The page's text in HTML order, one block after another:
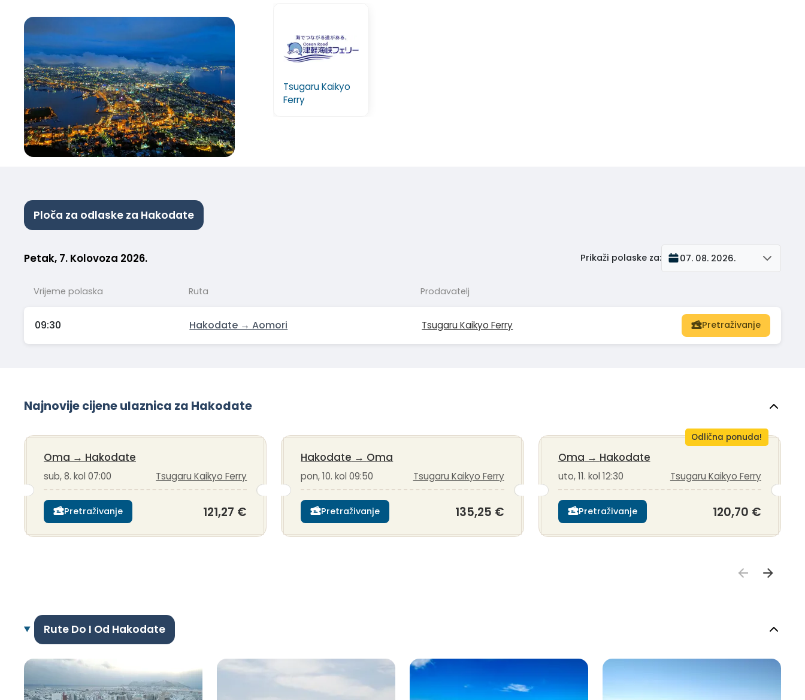
Tsugaru Kaikyo
Ferry
Ploča za odlaske za Hakodate
Petak, 7. Kolovoza 2026. Prikaži polaske za: 07. 08. 2026.
Vrijeme polaska Ruta Prodavatelj
09:30 Hakodate → Aomori Tsugaru Kaikyo Ferry Pretraživanje
Najnovije cijene ulaznica za Hakodate
Oma → Hakodate
sub, 8. kol 07:00 Tsugaru Kaikyo Ferry
Pretraživanje 121,27 €
Hakodate → Oma
pon, 10. kol 09:50 Tsugaru Kaikyo Ferry
Pretraživanje 135,25 €
Odlična ponuda!
Oma → Hakodate
uto, 11. kol 12:30 Tsugaru Kaikyo Ferry
Pretraživanje 120,70 €
Rute Do I Od Hakodate